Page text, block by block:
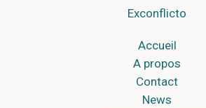
Exconflicto
Accueil
A propos
Contact
News